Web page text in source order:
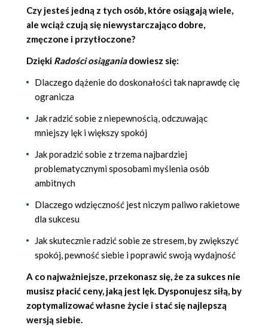
Czy jesteś jedną z tych osób, które osiągają wiele,
ale wciąż czują się niewystarczająco dobre,
zmęczone i przytłoczone?
Dzięki Radości osiąganiadowiesz się:
Dlaczego dążenie do doskonałości tak naprawdę cię
ogranicza
Jak radzić sobie z niepewnością, odczuwając
mniejszy lęk i większy spokój
Jak poradzić sobie z trzema najbardziej
problematycznymi sposobami myślenia osób
ambitnych
Dlaczego wdzięczność jest niczym paliwo rakietowe
dla sukcesu
Jak skutecznie radzić sobie ze stresem, by zwiększyć
spokój, pewność siebie i poprawić swoją wydajność
A co najważniejsze, przekonasz się, że za sukces nie
musisz płacić ceny, jaką jest lęk. Dysponujesz siłą, by
zoptymalizować własne życie i stać się najlepszą
wersją siebie.